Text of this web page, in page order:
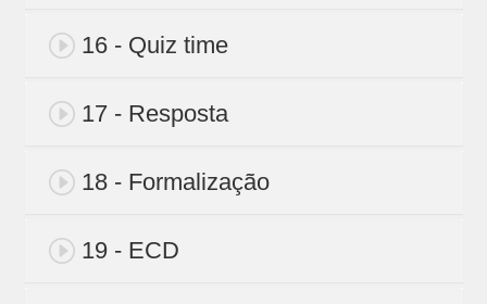
16 - Quiz time
17 - Resposta
18 - Formalização
19 - ECD